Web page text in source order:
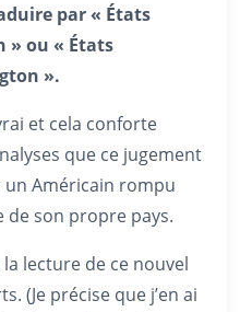
par « États
» ou « États
».
et cela conforte
que ce jugement
Américain rompu
de son propre pays.
lecture de ce nouvel
(Je précise que j’en ai